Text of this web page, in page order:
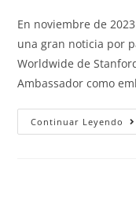
En noviembre de
una gran noticia por
Worldwide de
Ambassador como
Continuar Leyendo